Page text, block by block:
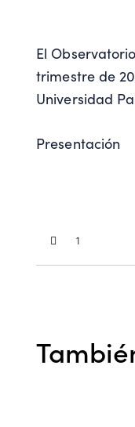
El
trimestre de
Universidad
Presentación
1